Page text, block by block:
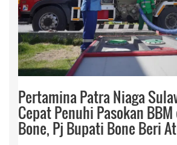
Pertamina Patra Niaga
Cepat Penuhi Pasokan
Bone, Pj Bupati Bone Beri